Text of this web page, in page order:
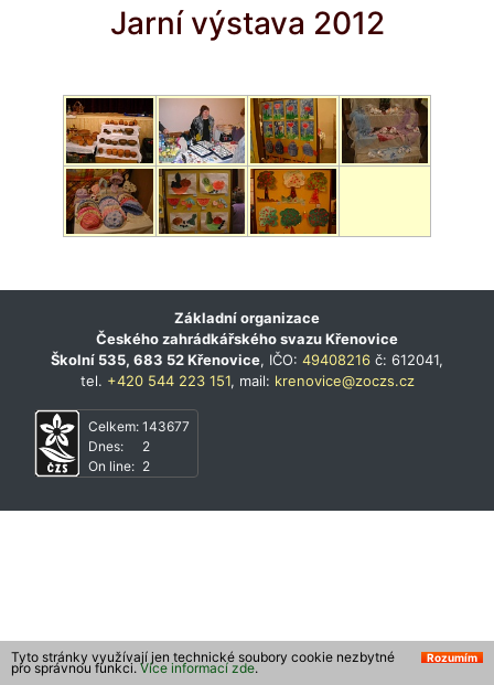
Jarní výstava 2012
Základní organizace
Českého zahrádkářského svazu Křenovice
Školní 535, 683 52 Křenovice, IČO: 49408216 č: 612041,
tel. +420 544 223 151, mail: krenovice@zoczs.cz
Celkem:
Dnes:
On line:
143677
2
2
Rozumím
Tyto stránky využívají jen technické soubory cookie nezbytné
pro správnou funkci. Více informací zde.